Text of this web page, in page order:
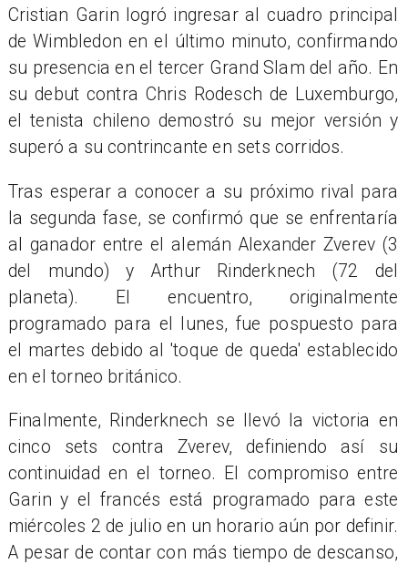
Cristian Garin logró ingresar al cuadro principal
de Wimbledon en el último minuto, confirmando
su presencia en el tercer Grand Slam del año. En
su debut contra Chris Rodesch de Luxemburgo,
el tenista chileno demostró su mejor versión y
superó a su contrincante en sets corridos.
Tras esperar a conocer a su próximo rival para
la segunda fase, se confirmó que se enfrentaría
al ganador entre el alemán Alexander Zverev (3
del mundo) y Arthur Rinderknech (72 del
planeta). El encuentro, originalmente
programado para el lunes, fue pospuesto para
el martes debido al 'toque de queda' establecido
en el torneo británico.
Finalmente, Rinderknech se llevó la victoria en
cinco sets contra Zverev, definiendo así su
continuidad en el torneo. El compromiso entre
Garin y el francés está programado para este
miércoles 2 de julio en un horario aún por definir.
A pesar de contar con más tiempo de descanso,